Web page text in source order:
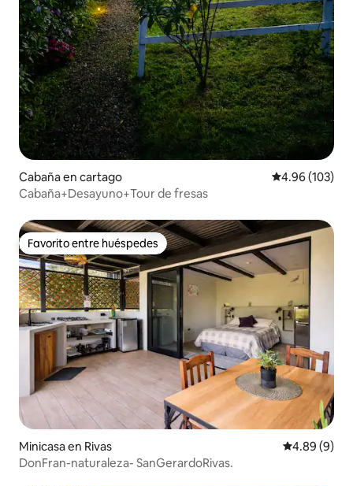
Cabaña en cartago Calificación
4.96 (103)
Cabaña+Desayuno+Tour de fresas
Favorito entre huéspedes
Favorito entre huéspedes
Minicasa en Rivas Calificación
4.89 (9)
DonFran-naturaleza- SanGerardoRivas.